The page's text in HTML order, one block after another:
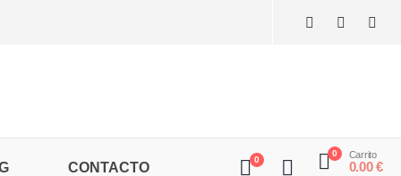
CONTACTO
0
0 Carrito
0.00€